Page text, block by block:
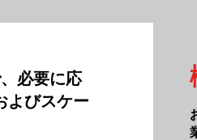
必要に応
よびスケー